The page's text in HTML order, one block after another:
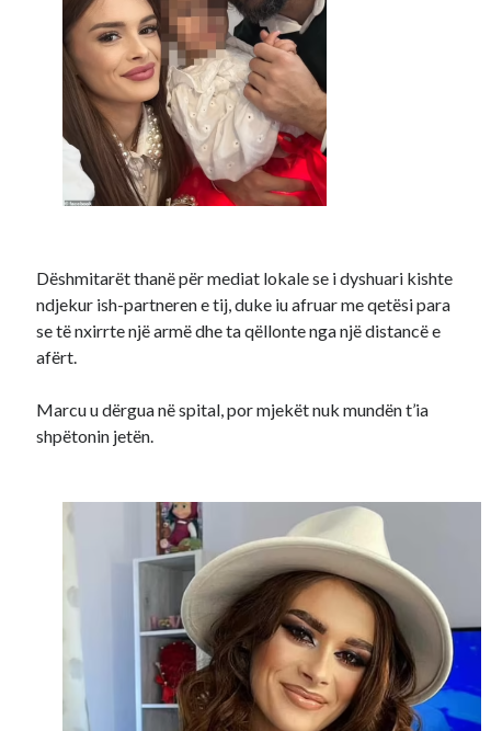
Dëshmitarët thanë për mediat lokale se i dyshuari kishte
ndjekur ish-partneren e tij, duke iu afruar me qetësi para
se të nxirrte një armë dhe ta qëllonte nga një distancë e
afërt.
Marcu u dërgua në spital, por mjekët nuk mundën t’ia
shpëtonin jetën.